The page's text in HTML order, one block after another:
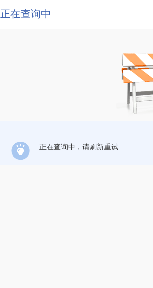
正在查询中
正在查询中，请刷新重试